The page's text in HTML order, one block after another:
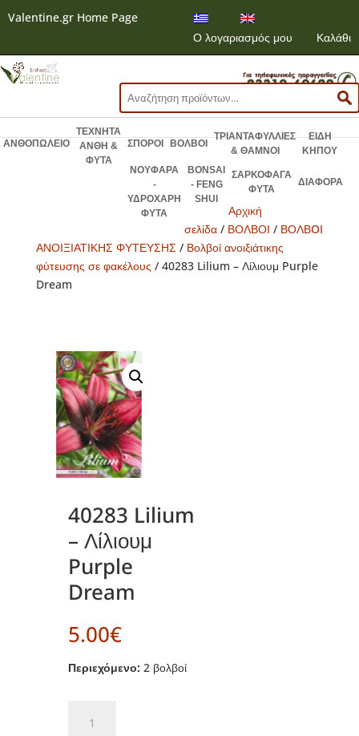
Valentine.gr Home Page
Ο λογαριασμός μου
Καλάθι
Αναζήτηση
για:
ΑΝΘΟΠΩΛΕΙΟ
ΤΕΧΝΗΤΑ
ΑΝΘΗ &
ΦΥΤΑ
ΣΠΟΡΟΙ ΒΟΛΒΟΙ
ΤΡΙΑΝΤΑΦΥΛΛΙΕΣ
& ΘΑΜΝΟΙ
ΕΙΔΗ
ΚΗΠΟΥ
ΝΟΥΦΑΡΑ
-
ΥΔΡΟΧΑΡΗ
ΦΥΤΑ
BONSAI
- FENG
SHUI
ΣΑΡΚΟΦΑΓΑ
ΦΥΤΑ
ΔΙΑΦΟΡΑ
Αρχική
σελίδα / ΒΟΛΒΟΙ / ΒΟΛΒOI
ΑΝΟΙΞΙΑΤΙΚΗΣ ΦΥΤΕΥΣΗΣ/ Βολβοί ανοιξιάτικης
φύτευσης σε φακέλους / 40283 Lilium – Λίλιουμ Purple
Dream
40283 Lilium
– Λίλιουμ
Purple
Dream
5.00€
Περιεχόμενο: 2 βολβοί
Lilium